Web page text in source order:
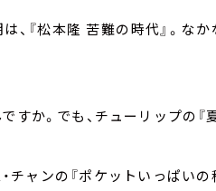
は、『松本隆 苦難の時代』。
すか。でも、チューリップの『
チャンの『ポケットいっぱい